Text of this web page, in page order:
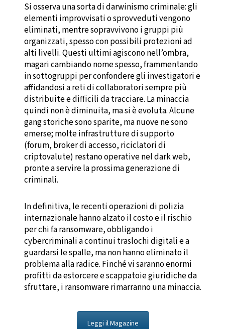
Si osserva una sorta di darwinismo criminale: gli
elementi improvvisati o sprovveduti vengono
eliminati, mentre sopravvivono i gruppi più
organizzati, spesso con possibili protezioni ad
alti livelli. Questi ultimi agiscono nell’ombra,
magari cambiando nome spesso, frammentando
in sottogruppi per confondere gli investigatori e
affidandosi a reti di collaboratori sempre più
distribuite e difficili da tracciare. La minaccia
quindi non è diminuita, ma si è evoluta. Alcune
gang storiche sono sparite, ma nuove ne sono
emerse; molte infrastrutture di supporto
(forum, broker di accesso, riciclatori di
criptovalute) restano operative nel dark web,
pronte a servire la prossima generazione di
criminali.
In definitiva, le recenti operazioni di polizia
internazionale hanno alzato il costo e il rischio
per chi fa ransomware, obbligando i
cybercriminali a continui traslochi digitali e a
guardarsi le spalle, ma non hanno eliminato il
problema alla radice. Finché vi saranno enormi
profitti da estorcere e scappatoie giuridiche da
sfruttare, i ransomware rimarranno una minaccia.
Leggi il Magazine